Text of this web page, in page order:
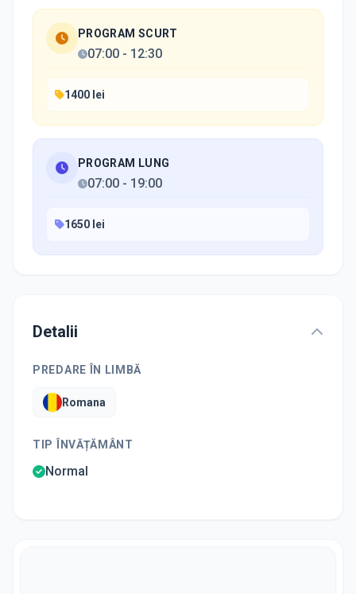
PROGRAM SCURT
07:00 - 12:30
1400 lei
PROGRAM LUNG
07:00 - 19:00
1650 lei
Detalii
PREDARE ÎN LIMBĂ
Romana
TIP ÎNVĂȚĂMÂNT
Normal